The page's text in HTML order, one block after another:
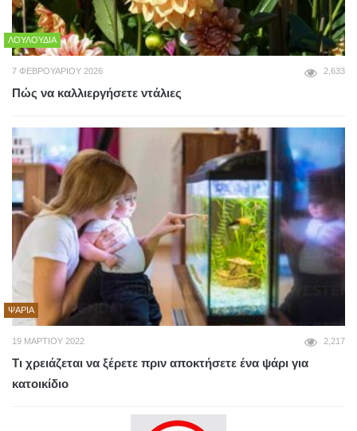
ΛΟΥΛΟΎΔΙΑ
7 ΦΕΒΡΟΥΑΡΊΟΥ 2026 2,633
Πώς να καλλιεργήσετε ντάλιες
ΨΆΡΙΑ
19 ΜΑΡΤΊΟΥ 2022 2,217
Τι χρειάζεται να ξέρετε πριν αποκτήσετε ένα ψάρι για
κατοικίδιο